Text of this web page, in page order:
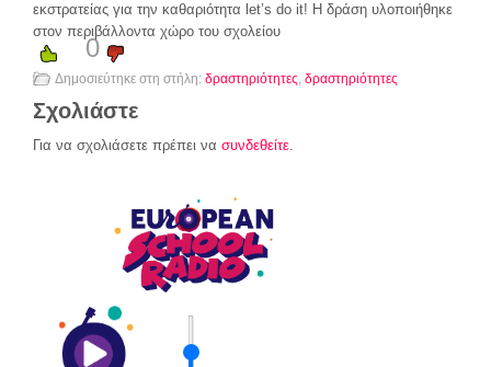
εκστρατείας για την καθαριότητα let’s do it! H δράση υλοποιήθηκε
στον περιβάλλοντα χώρο του σχολείου
0
Δημοσιεύτηκε στη στήλη: δραστηριότητες, δραστηριότητες
Σχολιάστε
Για να σχολιάσετε πρέπει να συνδεθείτε.